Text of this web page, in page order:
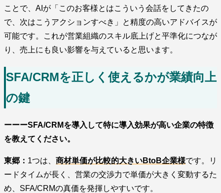
ことで、AIが「このお客様とはこういう会話をしてきたの
で、次はこうアクションすべき」と精度の高いアドバイスが
可能です。これが営業組織のスキル底上げと平準化につなが
り、売上にも良い影響を与えていると思います。
SFA/CRMを正しく使えるかが業績向上
の鍵
ーーーSFA/CRMを導入して特に導入効果が高い企業の特徴
を教えてください。
東郷： 1つは、 商材単価が比較的大きいBtoB企業様です。リ
ードタイムが長く、営業の交渉力で単価が大きく変動するた
め、SFA/CRMの真価を発揮しやすいです。